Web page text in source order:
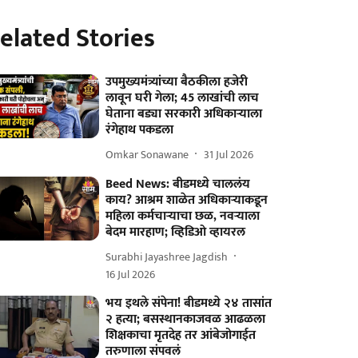
Stories
उपमुख्यमंत्र्यांच्या बैठकीला हजेरी
लावून घरी गेला; 45 लाखांची लाच
घेताना बड्या सरकारी अधिकाऱ्याला
रंगेहाथ पकडला
Omkar Sonawane 31 Jul 2026
Beed News: बीडमध्ये चाललंय
काय? आश्रम शाळेत अधिकाऱ्याकडून
महिला कर्मचाऱ्याचा छळ, नवऱ्याला
बेदम मारहाण; व्हिडिओ व्हायरल
Surabhi Jayashree Jagdish
16 Jul 2026
भय इथले संपेना! बीडमध्ये २४ तासांत
२ हत्या; बसस्थानकाजवळ आढळला
शिक्षकाचा मृतदेह तर आंबेजोगाईत
तरुणाला संपवलं